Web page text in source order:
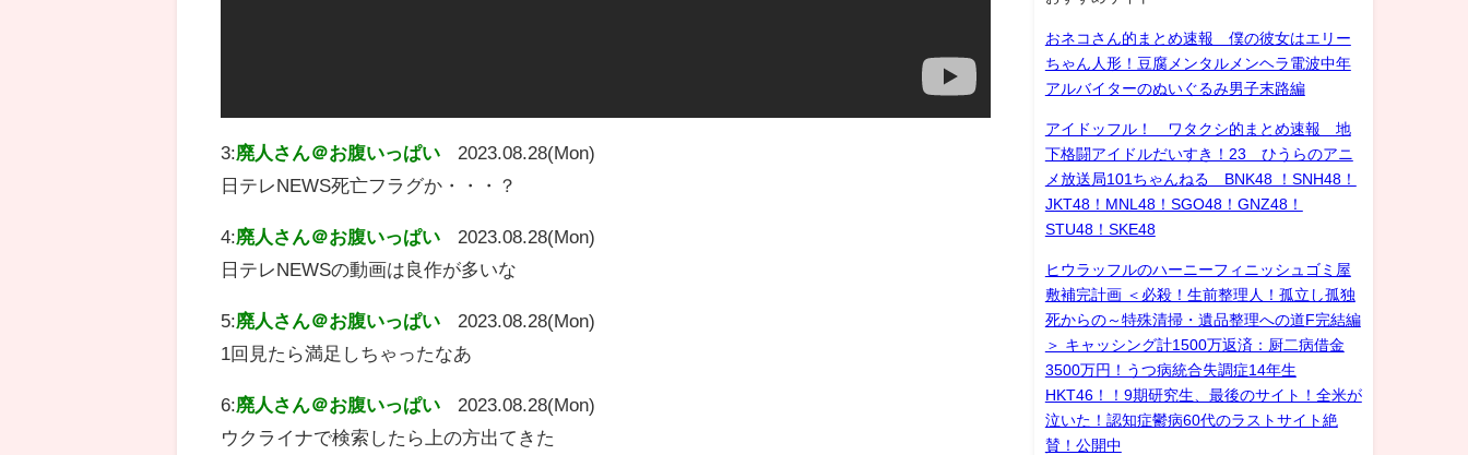
3:廃人さん＠お腹いっぱい
2023.08.28(Mon)
日テレNEWS死亡フラグか・・・？
4:廃人さん＠お腹いっぱい
2023.08.28(Mon)
日テレNEWSの動画は良作が多いな
5:廃人さん＠お腹いっぱい
2023.08.28(Mon)
1回見たら満足しちゃったなあ
6:廃人さん＠お腹いっぱい
2023.08.28(Mon)
ウクライナで検索したら上の方出てきた
おネコさん的まとめ速報 僕の彼女はエリー
ちゃん人形！豆腐メンタルメンヘラ電波中年
アルバイターのぬいぐるみ男子末路編
アイドッフル！ ワタクシ的まとめ速報 地
下格闘アイドルだいすき！23 ひうらのアニ
メ放送局101ちゃんねる BNK48 ！SNH48！
JKT48！MNL48！SGO48！GNZ48！
STU48！SKE48
ヒウラッフルのハーニーフィニッシュゴミ屋
敷補完計画 ＜必殺！生前整理人！孤立し孤独
死からの～特殊清掃・遺品整理への道F完結編
＞ キャッシング計1500万返済：厨二病借金
3500万円！うつ病統合失調症14年生
HKT46！！9期研究生、最後のサイト！全米が
泣いた！認知症鬱病60代のラストサイト絶
賛！公開中